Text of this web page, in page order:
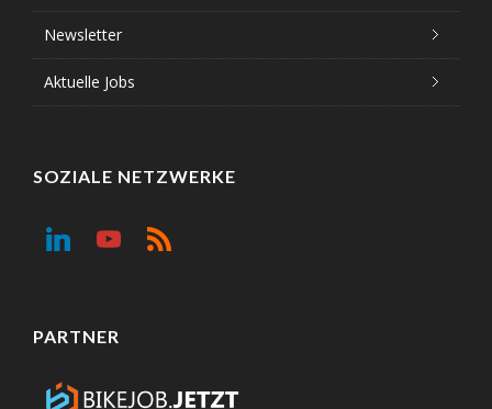
Newsletter
Aktuelle Jobs
SOZIALE NETZWERKE
PARTNER